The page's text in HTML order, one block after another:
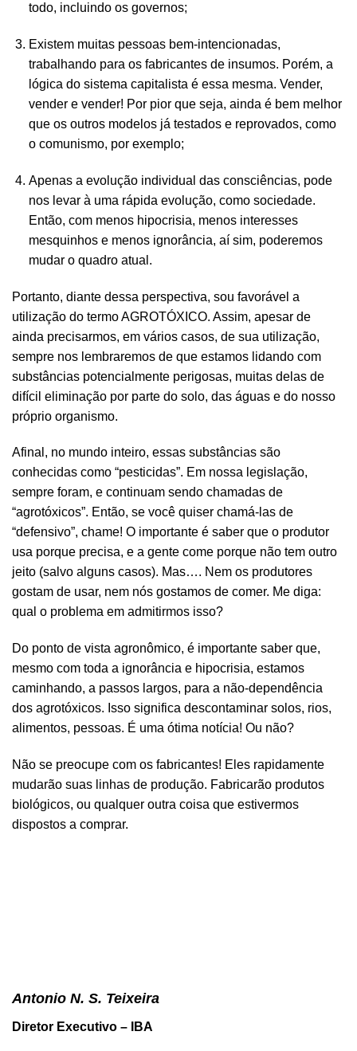
todo, incluindo os governos;
Existem muitas pessoas bem-intencionadas,
trabalhando para os fabricantes de insumos. Porém, a
lógica do sistema capitalista é essa mesma. Vender,
vender e vender! Por pior que seja, ainda é bem melhor
que os outros modelos já testados e reprovados, como
o comunismo, por exemplo;
Apenas a evolução individual das consciências, pode
nos levar à uma rápida evolução, como sociedade.
Então, com menos hipocrisia, menos interesses
mesquinhos e menos ignorância, aí sim, poderemos
mudar o quadro atual.
Portanto, diante dessa perspectiva, sou favorável a
utilização do termo AGROTÓXICO. Assim, apesar de
ainda precisarmos, em vários casos, de sua utilização,
sempre nos lembraremos de que estamos lidando com
substâncias potencialmente perigosas, muitas delas de
difícil eliminação por parte do solo, das águas e do nosso
próprio organismo.
Afinal, no mundo inteiro, essas substâncias são
conhecidas como “pesticidas”. Em nossa legislação,
sempre foram, e continuam sendo chamadas de
“agrotóxicos”. Então, se você quiser chamá-las de
“defensivo”, chame! O importante é saber que o produtor
usa porque precisa, e a gente come porque não tem outro
jeito (salvo alguns casos). Mas…. Nem os produtores
gostam de usar, nem nós gostamos de comer. Me diga:
qual o problema em admitirmos isso?
Do ponto de vista agronômico, é importante saber que,
mesmo com toda a ignorância e hipocrisia, estamos
caminhando, a passos largos, para a não-dependência
dos agrotóxicos. Isso significa descontaminar solos, rios,
alimentos, pessoas. É uma ótima notícia! Ou não?
Não se preocupe com os fabricantes! Eles rapidamente
mudarão suas linhas de produção. Fabricarão produtos
biológicos, ou qualquer outra coisa que estivermos
dispostos a comprar.
Antonio N. S. Teixeira
Diretor Executivo – IBA